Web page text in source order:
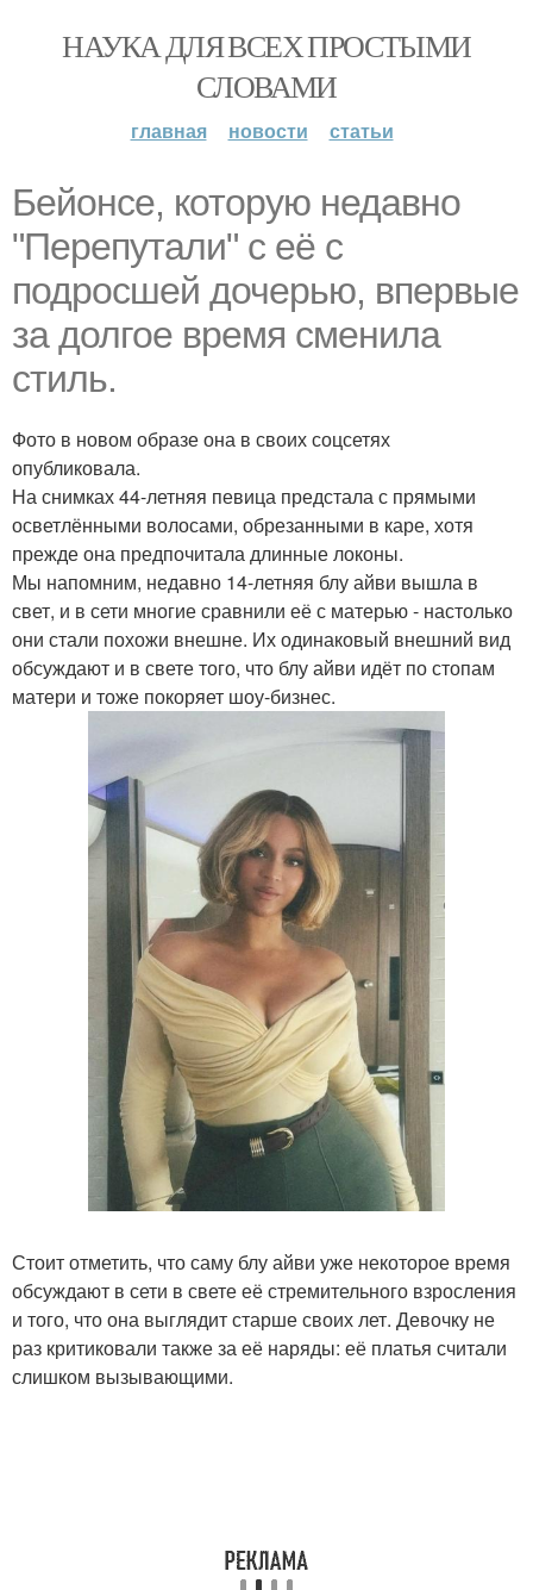
НАУКА ДЛЯ ВСЕХ ПРОСТЫМИ
СЛОВАМИ
главная новости статьи
Бейонсе, которую недавно
"Перепутали" с её с
подросшей дочерью, впервые
за долгое время сменила
стиль.
Фото в новом образе она в своих соцсетях
опубликовала.
На снимках 44-летняя певица предстала с прямыми
осветлёнными волосами, обрезанными в каре, хотя
прежде она предпочитала длинные локоны.
Мы напомним, недавно 14-летняя блу айви вышла в
свет, и в сети многие сравнили её с матерью - настолько
они стали похожи внешне. Их одинаковый внешний вид
обсуждают и в свете того, что блу айви идёт по стопам
матери и тоже покоряет шоу-бизнес.
Стоит отметить, что саму блу айви уже некоторое время
обсуждают в сети в свете её стремительного взросления
и того, что она выглядит старше своих лет. Девочку не
раз критиковали также за её наряды: её платья считали
слишком вызывающими.